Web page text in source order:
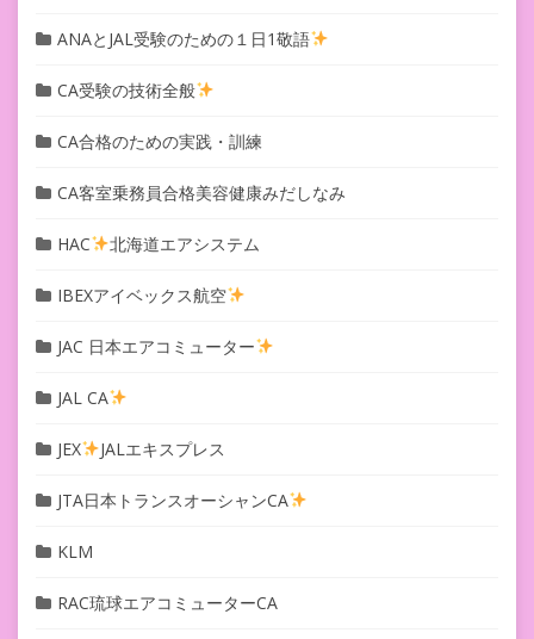
ANAとJAL受験のための１日1敬語
CA受験の技術全般
CA合格のための実践・訓練
CA客室乗務員合格美容健康みだしなみ
HAC 北海道エアシステム
IBEXアイベックス航空
JAC 日本エアコミューター
JAL CA
JEX JALエキスプレス
JTA日本トランスオーシャンCA
KLM
RAC琉球エアコミューターCA